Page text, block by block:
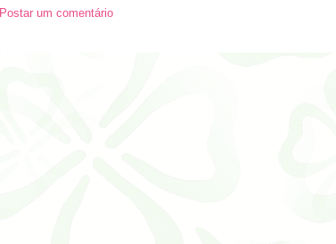
Postar um comentário